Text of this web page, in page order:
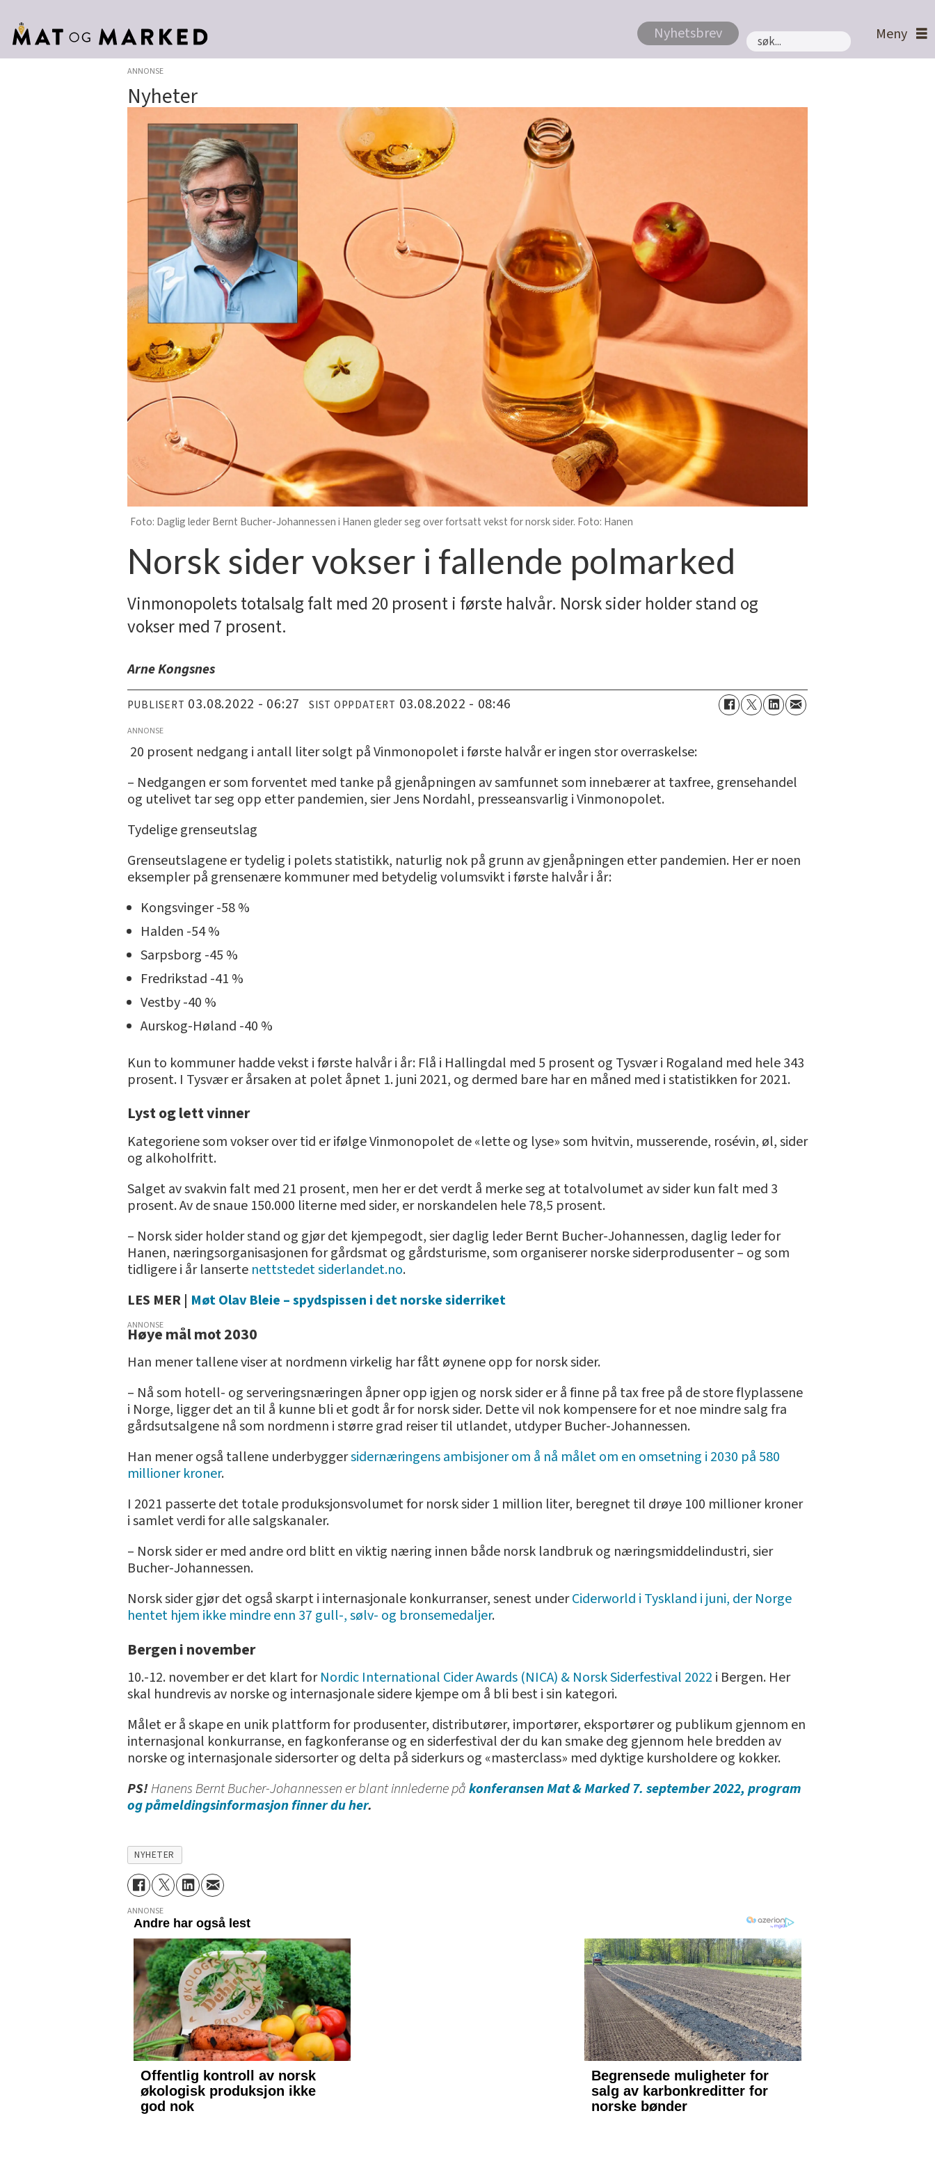
Nyhetsbrev
Søk
ANNONSE
Nyheter
Daglig leder Bernt Bucher-Johannessen i Hanen gleder seg over fortsatt vekst for norsk sider. Foto: Hanen
Norsk sider vokser i fallende polmarked
Vinmonopolets totalsalg falt med 20 prosent i første halvår. Norsk sider holder stand og
vokser med 7 prosent.
Arne Kongsnes
PUBLISERT 03.08.2022 - 06:27 SIST OPPDATERT 03.08.2022 - 08:46
ANNONSE
­ 20 prosent nedgang i antall liter solgt på Vinmonopolet i første halvår er ingen stor overraskelse:
– Nedgangen er som forventet med tanke på gjenåpningen av samfunnet som innebærer at taxfree, grensehandel
og utelivet tar seg opp etter pandemien, sier Jens Nordahl, presseansvarlig i Vinmonopolet.
Tydelige grenseutslag
Grenseutslagene er tydelig i polets statistikk, naturlig nok på grunn av gjenåpningen etter pandemien. Her er noen
eksempler på grensenære kommuner med betydelig volumsvikt i første halvår i år:
Kongsvinger -58 %
Halden -54 %
Sarpsborg -45 %
Fredrikstad -41 %
Vestby -40 %
Aurskog-Høland -40 %
Kun to kommuner hadde vekst i første halvår i år: Flå i Hallingdal med 5 prosent og Tysvær i Rogaland med hele 343
prosent. I Tysvær er årsaken at polet åpnet 1. juni 2021, og dermed bare har en måned med i statistikken for 2021.
Lyst og lett vinner
Kategoriene som vokser over tid er ifølge Vinmonopolet de «lette og lyse» som hvitvin, musserende, rosévin, øl, sider
og alkoholfritt.
Salget av svakvin falt med 21 prosent, men her er det verdt å merke seg at totalvolumet av sider kun falt med 3
prosent. Av de snaue 150.000 literne med sider, er norskandelen hele 78,5 prosent.
– Norsk sider holder stand og gjør det kjempegodt, sier daglig leder Bernt Bucher-Johannessen, daglig leder for
Hanen, næringsorganisasjonen for gårdsmat og gårdsturisme, som organiserer norske siderprodusenter – og som
tidligere i år lanserte nettstedet siderlandet.no.
LES MER | Møt Olav Bleie – spydspissen i det norske siderriket
ANNONSE
Høye mål mot 2030
Han mener tallene viser at nordmenn virkelig har fått øynene opp for norsk sider.
– Nå som hotell- og serveringsnæringen åpner opp igjen og norsk sider er å finne på tax free på de store flyplassene
i Norge, ligger det an til å kunne bli et godt år for norsk sider. Dette vil nok kompensere for et noe mindre salg fra
gårdsutsalgene nå som nordmenn i større grad reiser til utlandet, utdyper Bucher-Johannessen.
Han mener også tallene underbyggersidernæringens ambisjoner om å nå målet om en omsetning i 2030 på 580
millioner kroner.
I 2021 passerte det totale produksjonsvolumet for norsk sider 1 million liter, beregnet til drøye 100 millioner kroner
i samlet verdi for alle salgskanaler.
– Norsk sider er med andre ord blitt en viktig næring innen både norsk landbruk og næringsmiddelindustri, sier
Bucher-Johannessen.
Norsk sider gjør det også skarpt i internasjonale konkurranser, senest underCiderworld i Tyskland i juni, der Norge
hentet hjem ikke mindre enn 37 gull-, sølv- og bronsemedaljer.
Bergen i november
10.-12. november er det klart forNordic International Cider Awards (NICA) & Norsk Siderfestival 2022 i Bergen. Her
skal hundrevis av norske og internasjonale sidere kjempe om å bli best i sin kategori.
Målet er å skape en unik plattform for produsenter, distributører, importører, eksportører og publikum gjennom en
internasjonal konkurranse, en fagkonferanse og en siderfestival der du kan smake deg gjennom hele bredden av
norske og internasjonale sidersorter og delta på siderkurs og «masterclass» med dyktige kursholdere og kokker.
PS!Hanens Bernt Bucher-Johannessen er blant innlederne påkonferansen Mat & Marked 7. september 2022, program
og påmeldingsinformasjon finner du her.
NYHETER
ANNONSE